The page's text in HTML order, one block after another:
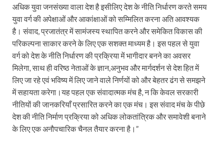
अधिक युवा जनसंख्या वाला देश है इसीलिए देश के नीति निर्धारण करते समय
युवा वर्ग की अपेक्षाओं और आकांक्षाओं को सम्मिलित करना अति आवश्यक
है। संवाद, प्रजातंत्र में सामंजस्य स्थापित करने और समेकित विकास की
परिकल्पना साकार करने के लिए एक सशक्त माध्यम है। इस पहल से युवा
वर्ग को देश के नीति निर्धारण की प्रक्रिया में भागीदार बनने का अवसर
मिलेगा, साथ ही वरिष्ठ नेताओं के ज्ञान,अनुभव और मार्गदर्शन से देश हित में
लिए जा रहे एवं भविष्य में लिए जाने वाले निर्णयों को और बेहतर ढंग से समझने
में सहायता करेगा।यह पहल एक संवादात्मक मंच है, न कि केवल सरकारी
नीतियों की जानकरियाँ प्रसारित करने का एक मंच। इस संवाद मंच के पीछे
देश की नीति निर्माण प्रक्रिया को अधिक लोकतांत्रिक और समावेशी बनाने
के लिए एक अनौपचारिक चैनल तैयार करना है।”